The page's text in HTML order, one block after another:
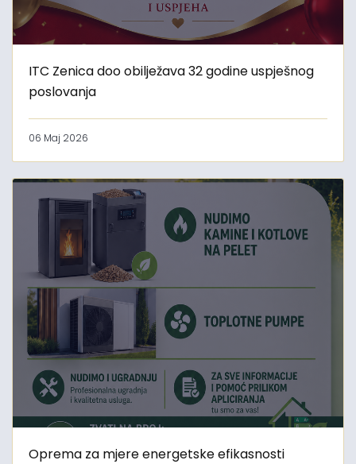
ITC Zenica doo obilježava 32 godine uspješnog
poslovanja
06 Maj 2026
Oprema za mjere energetske efikasnosti